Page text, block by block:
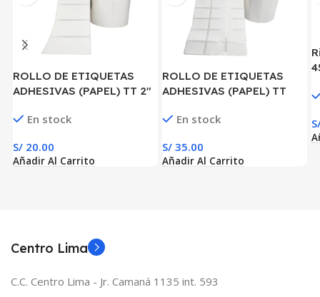
ROLLO DE ETIQUETAS
ADHESIVAS (PAPEL) TT 2″
TUCO 1″ (50 MM X 25 MM)
En stock
S/ 20.00
Añadir Al Carrito
ROLLO DE ETIQUETAS
ADHESIVAS (PAPEL) TT
COL. TUCO 1″( 30 MM X 20
En stock
S/ 35.00
Añadir Al Carrito
Centro Lima
C.C. Centro Lima - Jr. Camaná 1135 int. 593